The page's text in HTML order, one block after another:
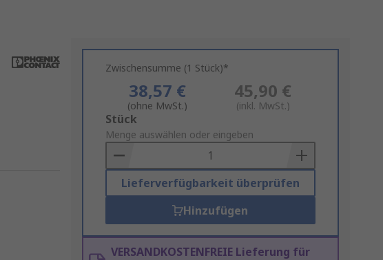
Zwischensumme (1 Stück)*
38,57 €
(ohne MwSt.)
45,90 €
(inkl. MwSt.)
Add
to
Basket
Stück
Menge auswählen oder eingeben
Lieferverfügbarkeit überprüfen
Hinzufügen
VERSANDKOSTENFREIE Lieferung für